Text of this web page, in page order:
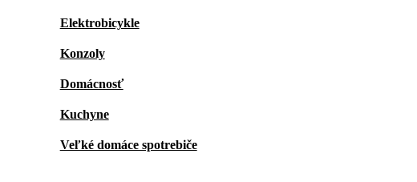
Elektrobicykle
Konzoly
Domácnosť
Kuchyne
Veľké domáce spotrebiče